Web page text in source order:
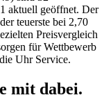
aktuell geöffnet. Der
teuerste bei 2,70
Preisvergleich
für Wettbewerb
Uhr Service.
mit dabei.